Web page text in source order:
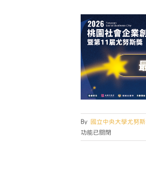
By 國立中央大學尤努
功能已關閉